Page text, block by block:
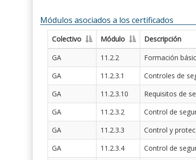
Módulos asociados a los certificados
Colectivo Módulo
Descripción
GA
11.2.2
Formación
GA
11.2.3.1
Controles de
GA
11.2.3.10
Requisitos de
GA
11.2.3.2
Control de
GA
11.2.3.3
Control y
GA
11.2.3.4
Control de